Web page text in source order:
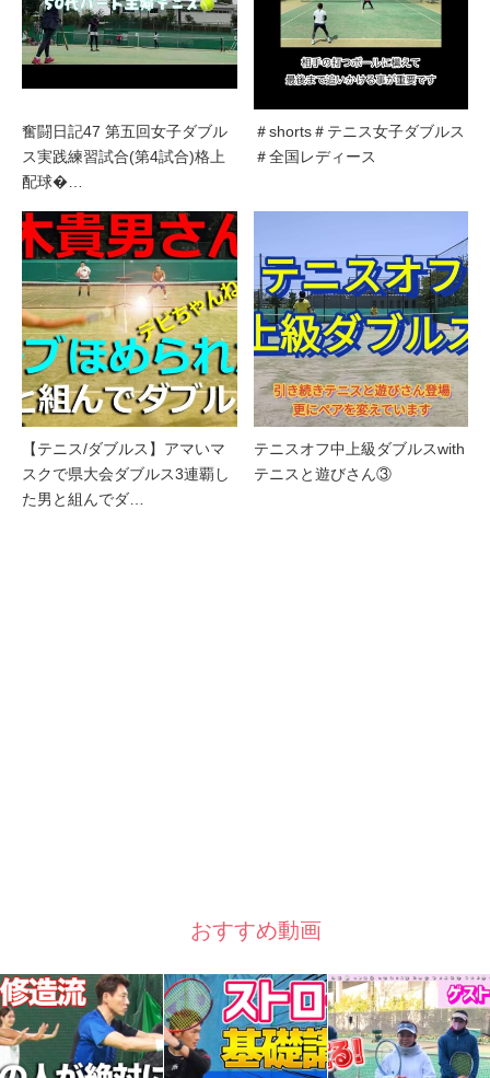
奮闘日記47 第五回女子ダブル
ス実践練習試合(第4試合)格上
配球�…
＃shorts＃テニス女子ダブルス
＃全国レディース
【テニス/ダブルス】アマいマ
スクで県大会ダブルス3連覇し
た男と組んでダ…
テニスオフ中上級ダブルスwith
テニスと遊びさん③
おすすめ動画